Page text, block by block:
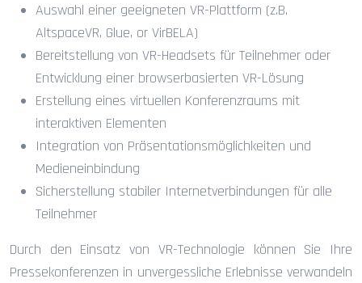
Auswahl einer geeigneten VR-Plattform (z.B.
AltspaceVR, Glue, or VirBELA)
Bereitstellung von VR-Headsets für Teilnehmer oder
Entwicklung einer browserbasierten VR-Lösung
Erstellung eines virtuellen Konferenzraums mit
interaktiven Elementen
Integration von Präsentationsmöglichkeiten und
Medieneinbindung
Sicherstellung stabiler Internetverbindungen für alle
Teilnehmer
Durch den Einsatz von VR-Technologie können Sie Ihre
Pressekonferenzen in unvergessliche Erlebnisse verwandeln